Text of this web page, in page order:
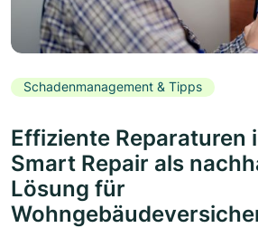
Schadenmanagement & Tipps
Effiziente Reparaturen
Smart Repair als
Lösung für